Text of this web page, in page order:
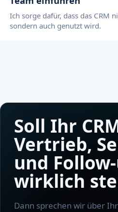
Ich sorge dafür, dass das CRM
sondern auch genutzt wird.
Soll Ihr
Vertrieb,
und
wirklich
Dann sprechen wir über